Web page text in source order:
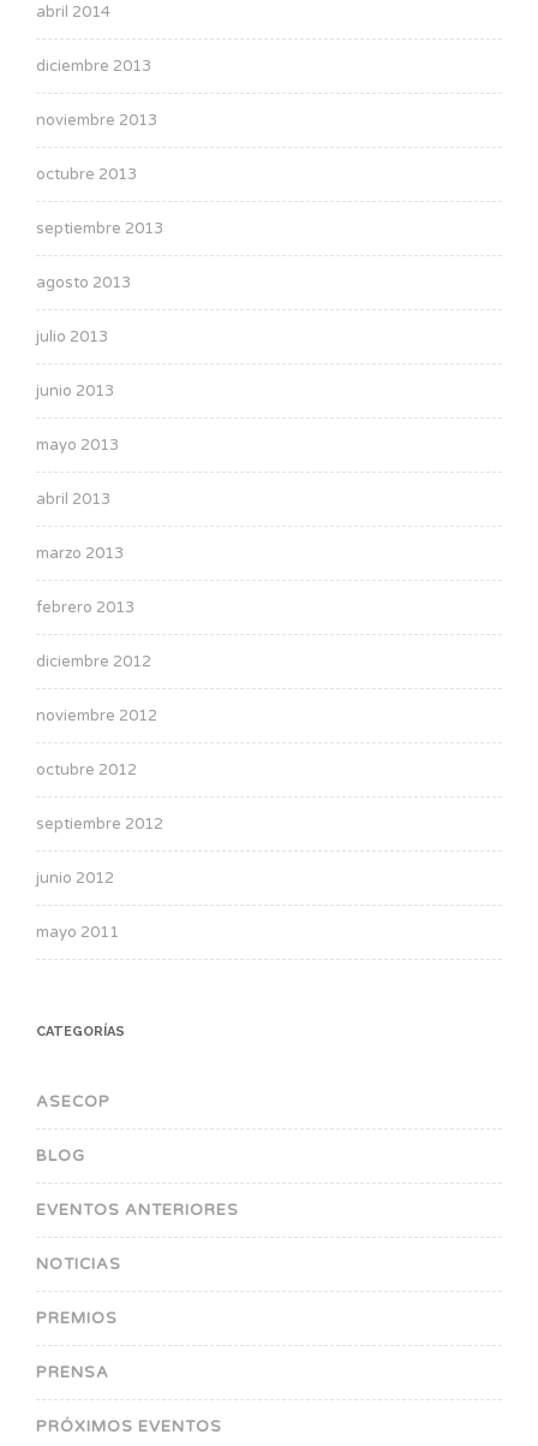
abril 2014
diciembre 2013
noviembre 2013
octubre 2013
septiembre 2013
agosto 2013
julio 2013
junio 2013
mayo 2013
abril 2013
marzo 2013
febrero 2013
diciembre 2012
noviembre 2012
octubre 2012
septiembre 2012
junio 2012
mayo 2011
CATEGORÍAS
ASECOP
BLOG
EVENTOS ANTERIORES
NOTICIAS
PREMIOS
PRENSA
PRÓXIMOS EVENTOS